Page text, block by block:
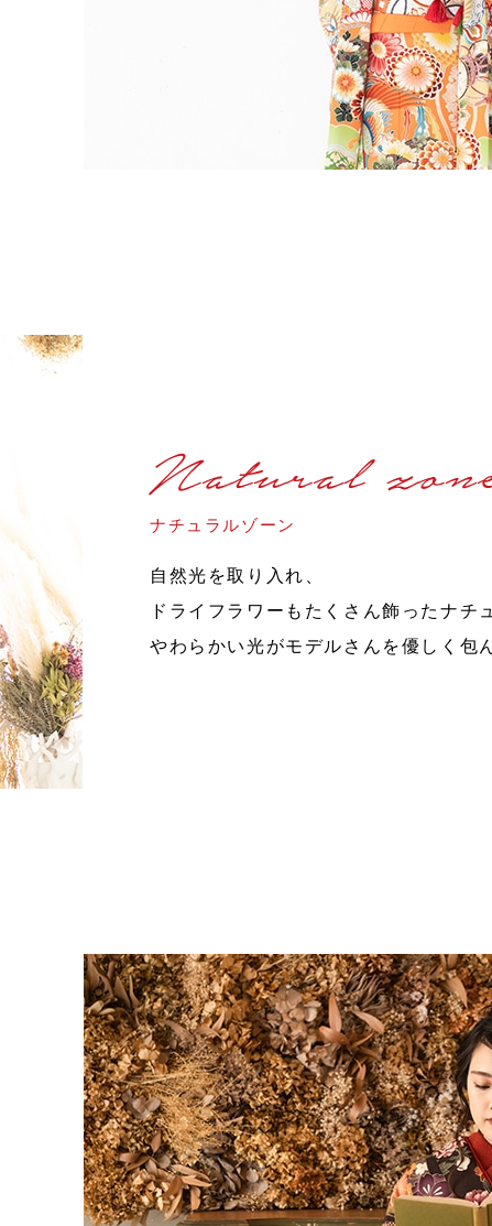
Natural
ナチュラルゾーン
自然光を取り入れ、
ドライフラワーもたくさん飾ったナチ
やわらかい光がモデルさんを優しく包